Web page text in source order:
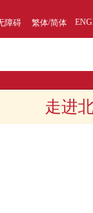
障碍 繁体/简体
走进